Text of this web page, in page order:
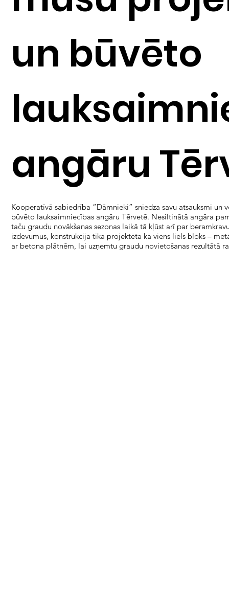
un būvēto
angāru
Kooperatīvā sabiedrība “Dāmnieki” sniedza savu atsauksmi un
būvēto lauksaimniecības angāru Tērvetē. Nesiltinātā angāra
taču graudu novākšanas sezonas laikā tā kļūst arī par
izdevumus, konstrukcija tika projektēta kā viens liels bloks –
ar betona plātnēm, lai uzņemtu graudu novietošanas rezultātā